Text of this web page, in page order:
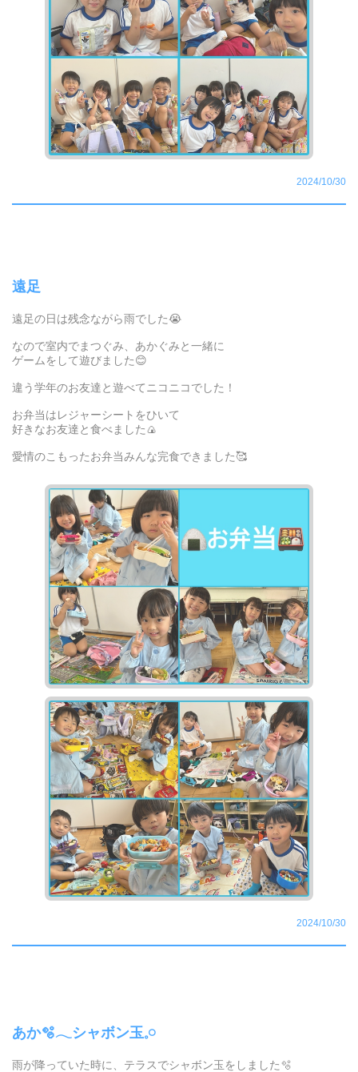
2024/10/30
遠足
遠足の日は残念ながら雨でした😭
なので室内でまつぐみ、あかぐみと一緒に
ゲームをして遊びました😊
違う学年のお友達と遊べてニコニコでした！
お弁当はレジャーシートをひいて
好きなお友達と食べました🍙
愛情のこもったお弁当みんな完食できました🥰
2024/10/30
あか🫧𓂃シャボン玉𓈒𓏸
雨が降っていた時に、テラスでシャボン玉をしました🫧